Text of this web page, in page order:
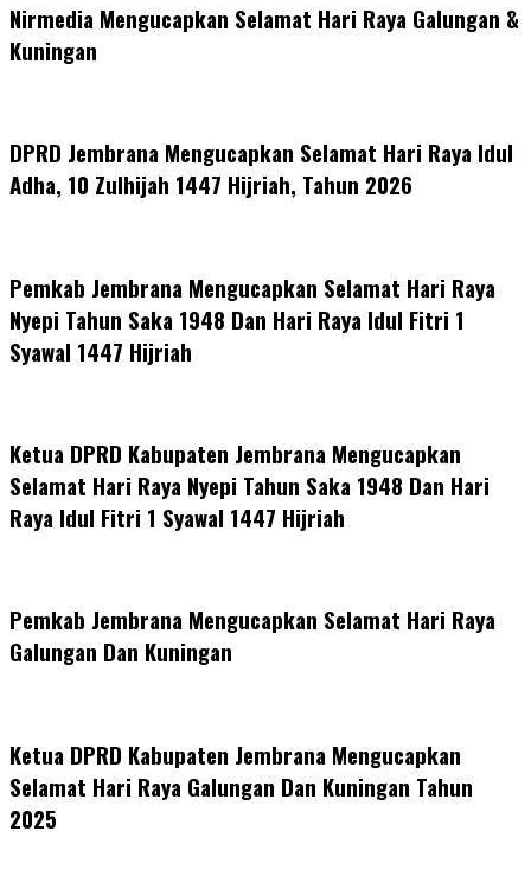
Nirmedia Mengucapkan Selamat Hari Raya Galungan &
Kuningan
DPRD Jembrana Mengucapkan Selamat Hari Raya Idul
Adha, 10 Zulhijah 1447 Hijriah, Tahun 2026
Pemkab Jembrana Mengucapkan Selamat Hari Raya
Nyepi Tahun Saka 1948 Dan Hari Raya Idul Fitri 1
Syawal 1447 Hijriah
Ketua DPRD Kabupaten Jembrana Mengucapkan
Selamat Hari Raya Nyepi Tahun Saka 1948 Dan Hari
Raya Idul Fitri 1 Syawal 1447 Hijriah
Pemkab Jembrana Mengucapkan Selamat Hari Raya
Galungan Dan Kuningan
Ketua DPRD Kabupaten Jembrana Mengucapkan
Selamat Hari Raya Galungan Dan Kuningan Tahun
2025